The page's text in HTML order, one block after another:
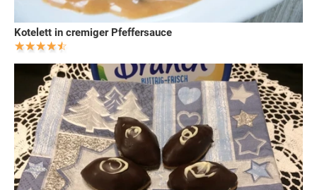
Kotelett in cremiger Pfeffersauce